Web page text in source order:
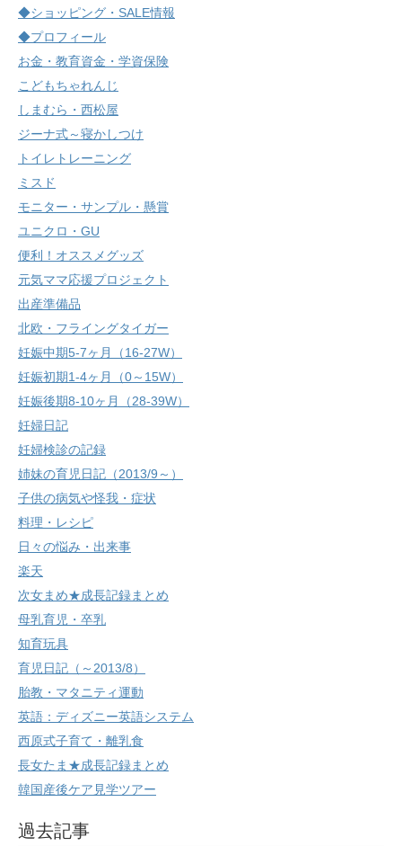
◆ショッピング・SALE情報
◆プロフィール
お金・教育資金・学資保険
こどもちゃれんじ
しまむら・西松屋
ジーナ式～寝かしつけ
トイレトレーニング
ミスド
モニター・サンプル・懸賞
ユニクロ・GU
便利！オススメグッズ
元気ママ応援プロジェクト
出産準備品
北欧・フライングタイガー
妊娠中期5-7ヶ月（16-27W）
妊娠初期1-4ヶ月（0～15W）
妊娠後期8-10ヶ月（28-39W）
妊婦日記
妊婦検診の記録
姉妹の育児日記（2013/9～）
子供の病気や怪我・症状
料理・レシピ
日々の悩み・出来事
楽天
次女まめ★成長記録まとめ
母乳育児・卒乳
知育玩具
育児日記（～2013/8）
胎教・マタニティ運動
英語：ディズニー英語システム
西原式子育て・離乳食
長女たま★成長記録まとめ
韓国産後ケア見学ツアー
過去記事